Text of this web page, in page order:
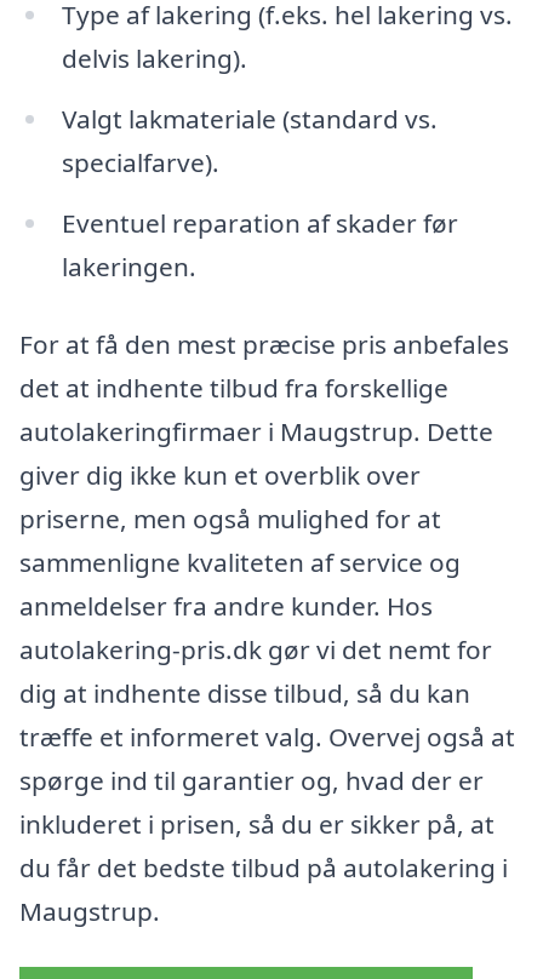
Type af lakering (f.eks. hel lakering vs.
delvis lakering).
Valgt lakmateriale (standard vs.
specialfarve).
Eventuel reparation af skader før
lakeringen.
For at få den mest præcise pris anbefales
det at indhente tilbud fra forskellige
autolakeringfirmaer i Maugstrup. Dette
giver dig ikke kun et overblik over
priserne, men også mulighed for at
sammenligne kvaliteten af service og
anmeldelser fra andre kunder. Hos
autolakering-pris.dk gør vi det nemt for
dig at indhente disse tilbud, så du kan
træffe et informeret valg. Overvej også at
spørge ind til garantier og, hvad der er
inkluderet i prisen, så du er sikker på, at
du får det bedste tilbud på autolakering i
Maugstrup.